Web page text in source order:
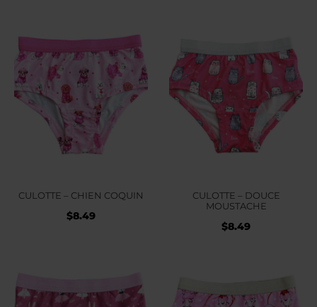
CULOTTE – CHIEN COQUIN
$8.49
CULOTTE – DOUCE
MOUSTACHE
$8.49